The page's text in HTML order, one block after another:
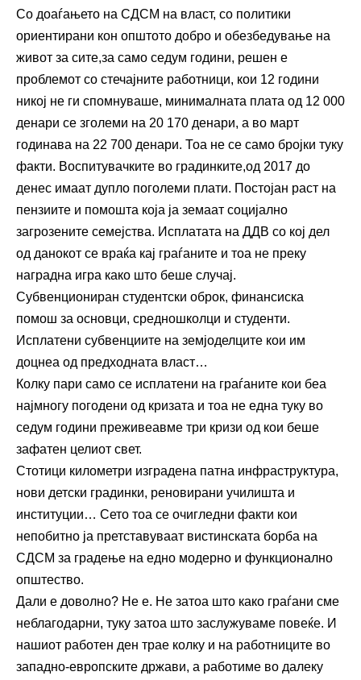
Со доаѓањето на СДСМ на власт, со политики
ориентирани кон општото добро и обезбедување на
живот за сите,за само седум години, решен е
проблемот со стечајните работници, кои 12 години
никој не ги спомнуваше, минималната плата од 12 000
денари се зголеми на 20 170 денари, а во март
годинава на 22 700 денари. Тоа не се само бројки туку
факти. Воспитувачките во градинките,од 2017 до
денес имаат дупло поголеми плати. Постојан раст на
пензиите и помошта која ја земаат социјално
загрозените семејства. Исплатата на ДДВ со кој дел
од данокот се враќа кај граѓаните и тоа не преку
наградна игра како што беше случај.
Субвенциониран студентски оброк, финансиска
помош за основци, средношколци и студенти.
Исплатени субвенциите на земјоделците кои им
доцнеа од предходната власт…
Колку пари само се исплатени на граѓаните кои беа
најмногу погодени од кризата и тоа не една туку во
седум години преживеавме три кризи од кои беше
зафатен целиот свет.
Стотици километри изградена патна инфраструктура,
нови детски градинки, реновирани училишта и
институции… Сето тоа се очигледни факти кои
непобитно ја претставуваат вистинската борба на
СДСМ за градење на едно модерно и функционално
општество.
Дали е доволно? Не е. Не затоа што како граѓани сме
неблагодарни, туку затоа што заслужуваме повеќе. И
нашиот работен ден трае колку и на работниците во
западно-европските држави, а работиме во далеку